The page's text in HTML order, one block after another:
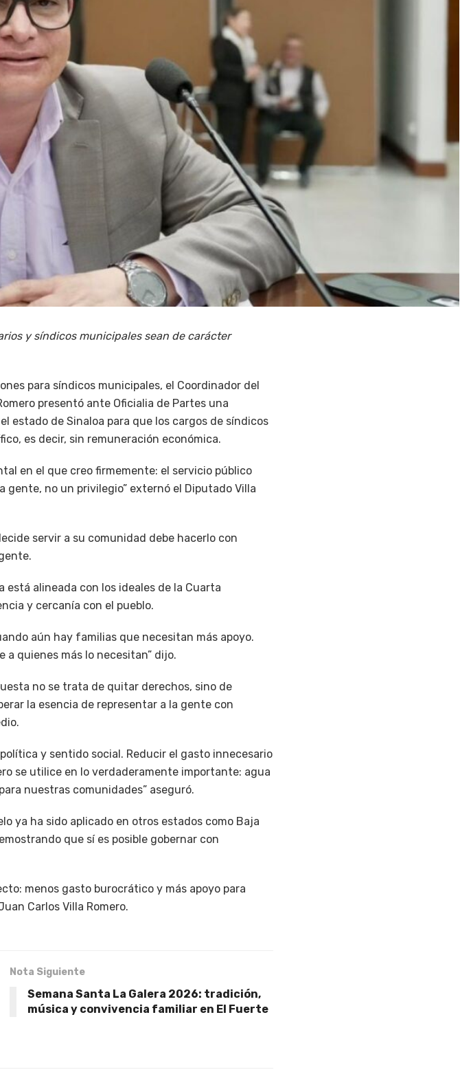
y síndicos municipales sean de carácter
para síndicos municipales, el Coordinador del
presentó ante Oficialia de Partes una
estado de Sinaloa para que los cargos de síndicos
es decir, sin remuneración económica.
en el que creo firmemente: el servicio público
gente, no un privilegio” externó el Diputado Villa
servir a su comunidad debe hacerlo con
alineada con los ideales de la Cuarta
y cercanía con el pueblo.
aún hay familias que necesitan más apoyo.
a quienes más lo necesitan” dijo.
no se trata de quitar derechos, sino de
la esencia de representar a la gente con
y sentido social. Reducir el gasto innecesario
se utilice en lo verdaderamente importante: agua
nuestras comunidades” aseguró.
ya ha sido aplicado en otros estados como Baja
que sí es posible gobernar con
menos gasto burocrático y más apoyo para
Carlos Villa Romero.
Nota Siguiente
Semana Santa La Galera 2026: tradición,
música y convivencia familiar en El Fuerte